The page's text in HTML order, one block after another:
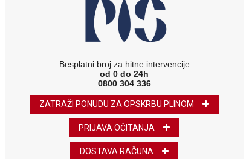
Besplatni broj za hitne intervencije
od 0 do 24h
0800 304 336
ZATRAŽI PONUDU ZA OPSKRBU PLINOM
PRIJAVA OČITANJA
DOSTAVA RAČUNA